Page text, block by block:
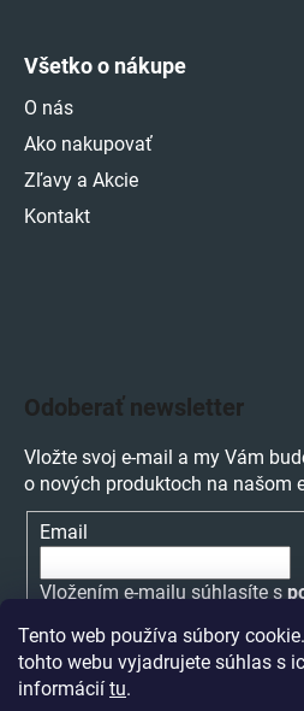
Tento web používa súbory
tohto webu vyjadrujete súhlas s
informácií tu.
Všetko o nákupe
O nás
Ako nakupovať
Zľavy a Akcie
Kontakt
Odoberať newsletter
Vložte svoj e-mail a my Vám
o nových produktoch na našom
Email
Vložením e-mailu súhlasíte s
PRIHLÁSIŤ SA